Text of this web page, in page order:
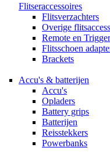
Flitseraccessoires
Flitsverzachters
Overige
Remote en
Flitsschoen
Brackets
Accu's & batterijen
Accu's
Opladers
Battery grips
Batterijen
Reisstekkers
Powerbanks